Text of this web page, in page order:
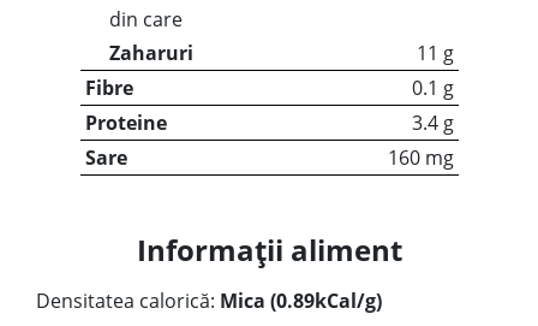
din care
Zaharuri
11 g
Fibre
0.1 g
Proteine
3.4 g
Sare
160 mg
Informații aliment
Densitatea calorică: Mica (0.89kCal/g)